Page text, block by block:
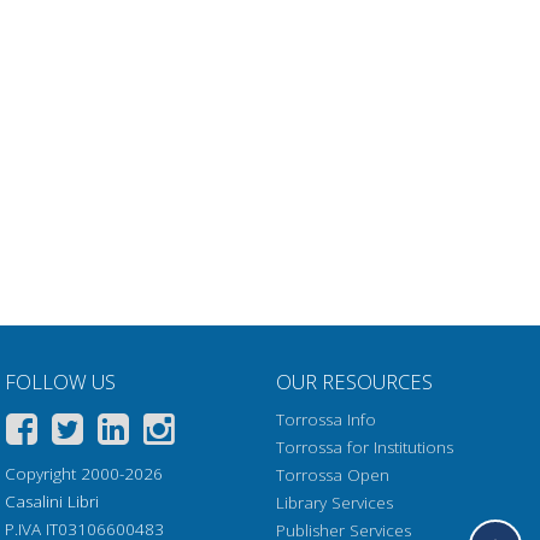
FOLLOW US
Copyright 2000-2026
Casalini Libri
P.IVA IT03106600483
OUR RESOURCES
Torrossa Info
Torrossa for Institutions
Torrossa Open
Library Services
Publisher Services